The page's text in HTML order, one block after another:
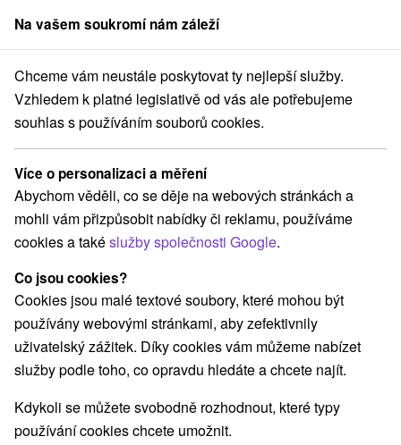
člen skupinySorger
Sladký wellness útěk do Tater: Relax a domácí koláče v
Sladký wellness útěk do Tater:
Relax a domácí koláče v
Internationali
Hotel International ★ ★Veľká Lomnica Veľká Lomnica
Navigovat do místa
vynikající 2 recenze
Na vašem soukromí nám záleží
Chceme vám neustále poskytovat ty nejlepší služby.
Vzhledem k platné legislativě od vás ale potřebujeme
souhlas s používáním souborů cookies.
Více o personalizaci a měření
Abychom věděli, co se děje na webových stránkách a
mohli vám přizpůsobit nabídky či reklamu, používáme
cookies a takéslužby společnosti Google.
Co jsou cookies?
Cookies jsou malé textové soubory, které mohou být
používány webovými stránkami, aby zefektivnily
uživatelský zážitek. Díky cookies vám můžeme nabízet
služby podle toho, co opravdu hledáte a chcete najít.
Kdykoli se můžete svobodně rozhodnout, které typy
používání cookies chcete umožnit.